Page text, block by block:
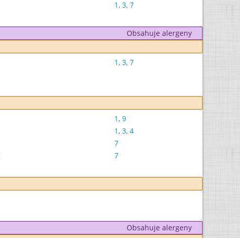
1, 3, 7
Obsahuje alergeny
1, 3, 7
1, 9
1, 3, 4
7
7
Obsahuje alergeny